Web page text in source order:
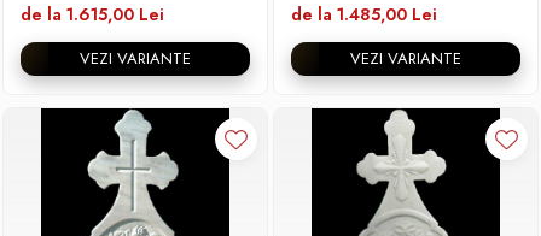
de la 1.615,00 Lei
VEZI VARIANTE
de la 1.485,00 Lei
VEZI VARIANTE